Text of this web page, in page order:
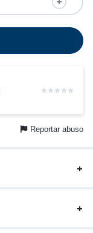
Reportar abuso